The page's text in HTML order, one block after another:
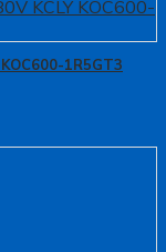
1R5GT3